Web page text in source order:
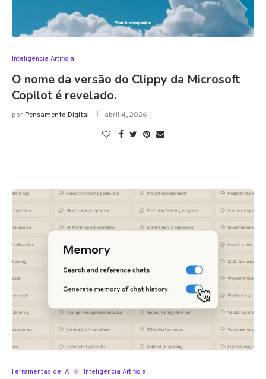
Inteligência Artificial
O nome da versão do Clippy da Microsoft
Copilot é revelado.
porPensamento Digital abril 4, 2026
Ferramentas de IA Inteligência Artificial